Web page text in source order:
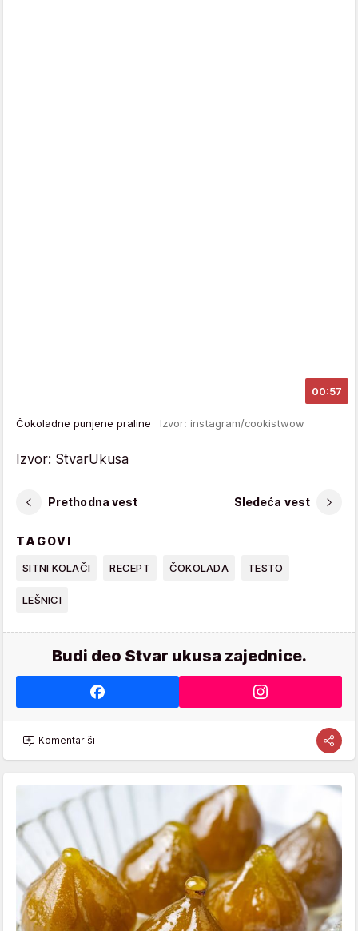
00:57
Čokoladne punjene praline Izvor: instagram/cookistwow
Izvor: StvarUkusa
Prethodna vest Sledeća vest
TAGOVI
SITNI KOLAČI RECEPT ČOKOLADA TESTO
LEŠNICI
Budi deo Stvar ukusa zajednice.
Komentariši